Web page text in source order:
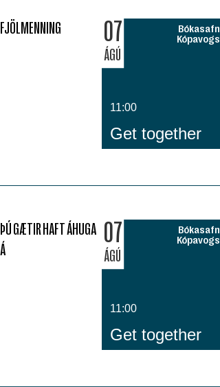
FJÖLMENNING 07
ÁGÚ
Bókasafn
Kópavogs
11:00
Get together
ÞÚ GÆTIR HAFT ÁHUGA
Á
07
ÁGÚ
Bókasafn
Kópavogs
11:00
Get together